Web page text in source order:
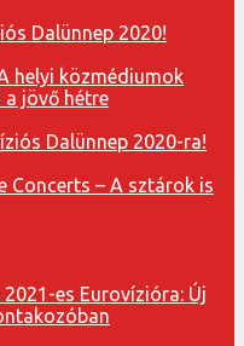
Dalünnep 2020!
helyi közmédiumok
jövő hétre
Dalünnep 2020-ra!
Concerts – A sztárok is
es Eurovízióra: Új